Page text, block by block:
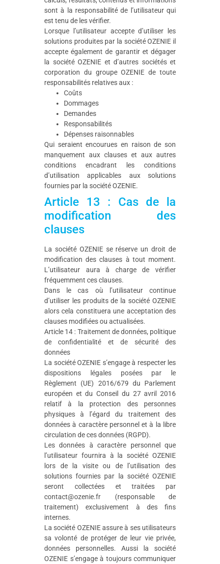
sont à la responsabilité de l’utilisateur qui
est tenu de les vérifier.
Lorsque l’utilisateur accepte d’utiliser les
solutions produites par la société OZENIE il
accepte également de garantir et dégager
la société OZENIE et d’autres sociétés et
corporation du groupe OZENIE de toute
responsabilités relatives aux :
Coûts
Dommages
Demandes
Responsabilités
Dépenses raisonnables
Qui seraient encourues en raison de son
manquement aux clauses et aux autres
conditions encadrant les conditions
d’utilisation applicables aux solutions
fournies par la société OZENIE.
Article 13 : Cas de la
modification des
clauses
La société OZENIE se réserve un droit de
modification des clauses à tout moment.
L’utilisateur aura à charge de vérifier
fréquemment ces clauses.
Dans le cas où l’utilisateur continue
d’utiliser les produits de la société OZENIE
alors cela constituera une acceptation des
clauses modifiées ou actualisées.
Article 14 : Traitement de données, politique
de confidentialité et de sécurité des
données
La société OZENIE s’engage à respecter les
dispositions légales posées par le
Règlement (UE) 2016/679 du Parlement
européen et du Conseil du 27 avril 2016
relatif à la protection des personnes
physiques à l’égard du traitement des
données à caractère personnel et à la libre
circulation de ces données (RGPD).
Les données à caractère personnel que
l’utilisateur fournira à la société OZENIE
lors de la visite ou de l’utilisation des
solutions fournies par la société OZENIE
seront collectées et traitées par
contact@ozenie.fr (responsable de
traitement) exclusivement à des fins
internes.
La société OZENIE assure à ses utilisateurs
sa volonté de protéger de leur vie privée,
données personnelles. Aussi la société
OZENIE s’engage à toujours communiquer